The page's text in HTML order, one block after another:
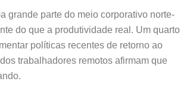
grande parte do meio corporativo norte-
do que a produtividade real. Um quarto
políticas recentes de retorno ao
trabalhadores remotos afirmam que